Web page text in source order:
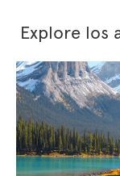
Explore los